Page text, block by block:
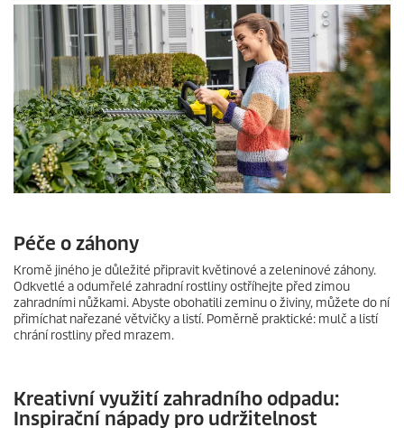
Péče o záhony
Kromě jiného je důležité připravit květinové a zeleninové záhony.
Odkvetlé a odumřelé zahradní rostliny ostříhejte před zimou
zahradními nůžkami. Abyste obohatili zeminu o živiny, můžete do ní
přimíchat nařezané větvičky a listí. Poměrně praktické: mulč a listí
chrání rostliny před mrazem.
Kreativní využití zahradního odpadu:
Inspirační nápady pro udržitelnost